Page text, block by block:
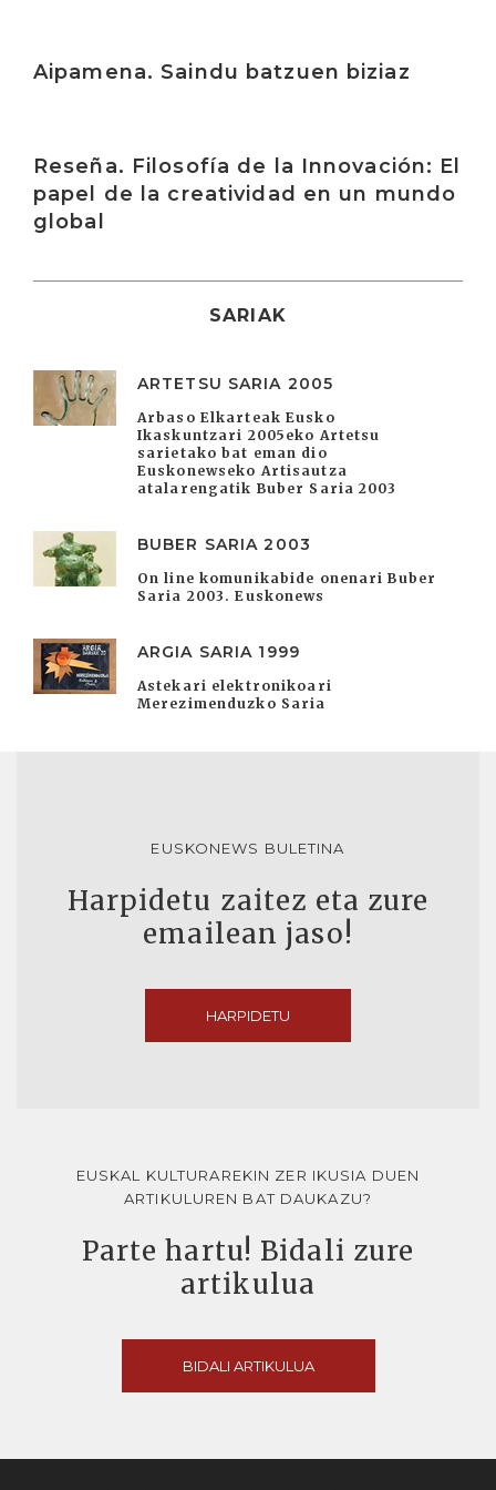
Aipamena. Saindu batzuen biziaz
Reseña. Filosofía de la Innovación: El
papel de la creatividad en un mundo
global
SARIAK
ARTETSU SARIA 2005
Arbaso Elkarteak Eusko
Ikaskuntzari 2005eko Artetsu
sarietako bat eman dio
Euskonewseko Artisautza
atalarengatik Buber Saria 2003
BUBER SARIA 2003
On line komunikabide onenari Buber
Saria 2003. Euskonews
ARGIA SARIA 1999
Astekari elektronikoari
Merezimenduzko Saria
EUSKONEWS BULETINA
Harpidetu zaitez eta zure
emailean jaso!
HARPIDETU
EUSKAL KULTURAREKIN ZER IKUSIA DUEN
ARTIKULUREN BAT DAUKAZU?
Parte hartu! Bidali zure
artikulua
BIDALI ARTIKULUA